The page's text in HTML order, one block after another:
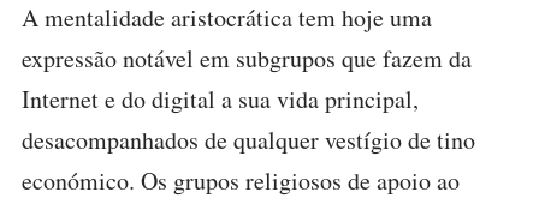
A mentalidade aristocrática tem hoje uma
expressão notável em subgrupos que fazem da
Internet e do digital a sua vida principal,
desacompanhados de qualquer vestígio de tino
económico. Os grupos religiosos de apoio ao